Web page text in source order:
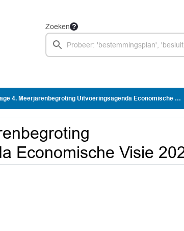
Zoeken
4. Meerjarenbegroting Uitvoeringsagenda Economische Visie 2026-2028
Economische Visie